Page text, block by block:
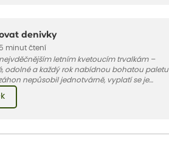
denivky
5 minut čtení
letním kvetoucím trvalkám –
odolné a každý rok nabídnou bohatou paletu
nepůsobil jednotvárně, vyplatí se je
sousedy. V dnešním článku vám ukážeme, s
a travinami denivky nejlépe ladí.